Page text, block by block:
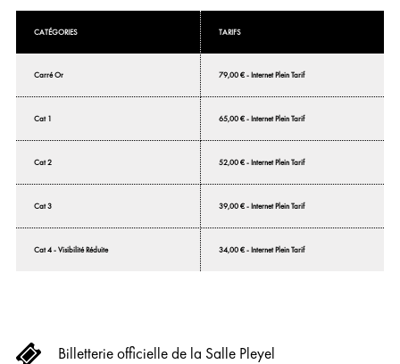
CATÉGORIES TARIFS
Carré Or 79,00 € - Internet Plein Tarif
Cat 1 65,00 € - Internet Plein Tarif
Cat 2 52,00 € - Internet Plein Tarif
Cat 3 39,00 € - Internet Plein Tarif
Cat 4 - Visibilité Réduite 34,00 € - Internet Plein Tarif
Billetterie officielle de la Salle Pleyel